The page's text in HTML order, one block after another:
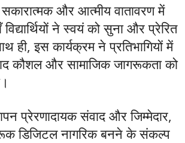
और आत्मीय वातावरण में
ने स्वयं को सुना और प्रेरित
ही, इस कार्यक्रम ने प्रतिभागियों में
कौशल और सामाजिक जागरूकता को
प्रेरणादायक संवाद और जिम्मेदार,
डिजिटल नागरिक बनने के संकल्प